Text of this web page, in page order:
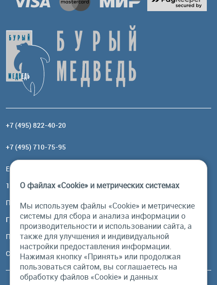
+7 (495) 822-40-20
+7 (495) 710-75-95
Email:
117485, Москва, ул. Профсоюзная, 84/32, корп 1
Посмотреть на карте
График работы
Пн-Пт: с 10:00 до 18:00
Сб, Вс: выходной
О файлах «Cookie» и метрических системах
Мы используем файлы «Cookie» и метрические
системы для сбора и анализа информации о
производительности и использовании сайта, а
также для улучшения и индивидуальной
настройки предоставления информации.
Нажимая кнопку «Принять» или продолжая
пользоваться сайтом, вы соглашаетесь на
обработку файлов «Cookie» и данных